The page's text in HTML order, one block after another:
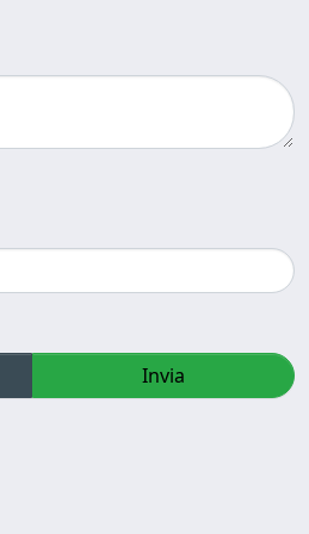
Invia